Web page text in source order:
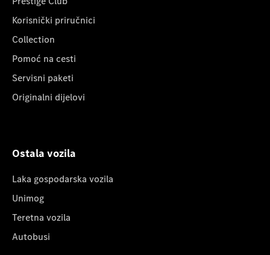
Korisnički priručnici
Collection
Pomoć na cesti
Servisni paketi
Originalni dijelovi
Ostala vozila
Laka gospodarska vozila
Unimog
Teretna vozila
Autobusi